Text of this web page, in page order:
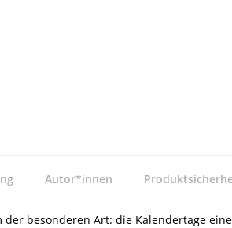
Autor*innen
der besonderen Art: die Kalendertage